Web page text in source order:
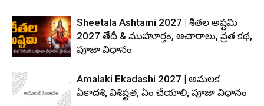
Sheetala Ashtami 2027 | శీతల అష్టమి
2027 తేదీ & ముహూర్తం, ఆచారాలు, వ్రత కథ,
పూజా విధానం
Amalaki Ekadashi 2027 | అమలక
ఏకాదశి, విశిష్టత, ఏం చేయాలి, పూజా విధానం